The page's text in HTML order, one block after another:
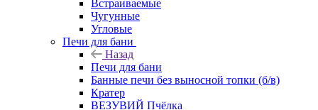
Встраиваемые
Чугунные
Угловые
Печи для бани
Назад
Печи для бани
Банные печи без выносной топки (б/в)
Кратер
ВЕЗУВИЙ Пчёлка